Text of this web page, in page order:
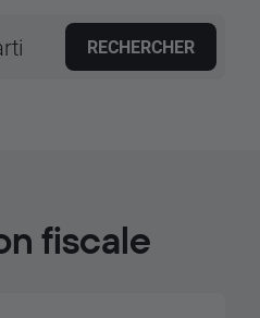
RECHERCHER
fiscale